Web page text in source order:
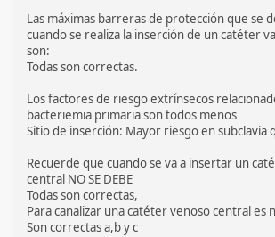
Las máximas barreras de protección que se
cuando se realiza la inserción de un catéter
son:
Todas son correctas.
Los factores de riesgo extrínsecos
bacteriemia primaria son todos menos
Sitio de inserción: Mayor riesgo en subclavia
Recuerde que cuando se va a insertar un
central NO SE DEBE
Todas son correctas,
Para canalizar una catéter venoso central es
Son correctas a,b y c